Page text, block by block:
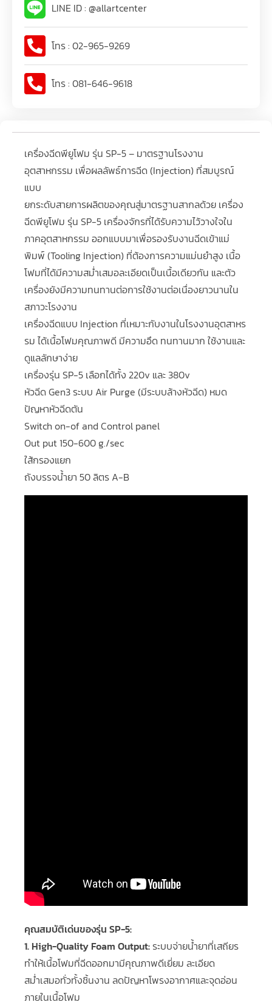
LINE ID : @allartcenter
โทร : 02-965-9269
โทร : 081-646-9618
เครื่องฉีดพียูโฟม รุ่น SP-5 – มาตรฐานโรงงาน
อุตสาหกรรม เพื่อผลลัพธ์การฉีด (Injection) ที่สมบูรณ์
แบบ
ยกระดับสายการผลิตของคุณสู่มาตรฐานสากลด้วย เครื่อง
ฉีดพียูโฟม รุ่น SP-5 เครื่องจักรที่ได้รับความไว้วางใจใน
ภาคอุตสาหกรรม ออกแบบมาเพื่อรองรับงานฉีดเข้าแม่
พิมพ์ (Tooling Injection) ที่ต้องการความแม่นยำสูง เนื้อ
โฟมที่ได้มีความสม่ำเสมอละเอียดเป็นเนื้อเดียวกัน และตัว
เครื่องยังมีความทนทานต่อการใช้งานต่อเนื่องยาวนานใน
สภาวะโรงงาน
เครื่องฉีดแบบ Injection ที่เหมาะกับงานในโรงงานอุตสาหร
รม ได้เนื้อโฟมคุณภาพดี มีความอึด ทนทานมาก ใช้งานและ
ดูแลลักษาง่าย
เครื่องรุ่น SP-5 เลือกได้ทั้ง 220v และ 380v
หัวฉีด Gen3 ระบบ Air Purge (มีระบบล้างหัวฉีด) หมด
ปัญหาหัวฉีดตัน
Switch on-of and Control panel
Out put 150-600 g./sec
ใส้กรองแยก
ถังบรรจน้ำยา 50 ลิตร A-B
คุณสมบัติเด่นของรุ่น SP-5:
1. High-Quality Foam Output:ระบบจ่ายน้ำยาที่เสถียร
ทำให้เนื้อโฟมที่ฉีดออกมามีคุณภาพดีเยี่ยม ละเอียด
สม่ำเสมอทั่วทั้งชิ้นงาน ลดปัญหาโพรงอากาศและจุดอ่อน
ภายในเนื้อโฟม